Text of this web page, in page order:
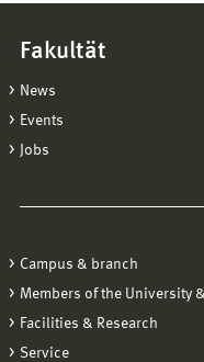
Fakultät
News
Events
Jobs
Campus & branch
Members of the University
Facilities & Research
Service